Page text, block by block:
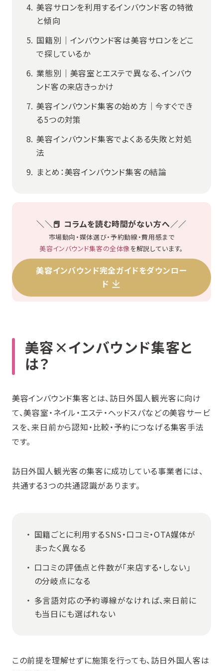
美容サロンを利用するインバウンド客の特徴
と傾向
国籍別｜インバウンド客は美容サロンをどこ
で探しているか
業態別｜美容室とエステで異なる、インバウ
ンド客の来店きっかけ
美容インバウンド集客の始め方｜今すぐでき
る5つの対策
美容インバウンド集客でよくある失敗と対処
法
まとめ：美容インバウンド集客の結論
＼＼📕 コラムを読む時間がない方へ／／
市場動向・媒体選び・予約動線・費用感まで
美容インバウンド集客の全体像 を解説しています。
美容インバウンド完全ガイドをダウンロー
ド
美容×インバウンド集客と
は？
美容インバウンド集客とは、訪日外国人観光客に向け
て、美容室・ネイル・エステ・ヘッドスパなどの美容サービ
スを、来日前から認知・比較・予約につなげる集客手法
です。
訪日外国人観光客の集客に成功している事業者には、
共通する3つの共通認識があります。
国籍ごとに利用するSNS・口コミ・OTA媒体が
まったく異なる
口コミの評価点と件数が「来店する・しない」
の分岐点になる
多言語対応の予約導線がなければ、来日前に
も当日にも選ばれない
この前提を理解せずに施策を行っても、訪日外国人客は